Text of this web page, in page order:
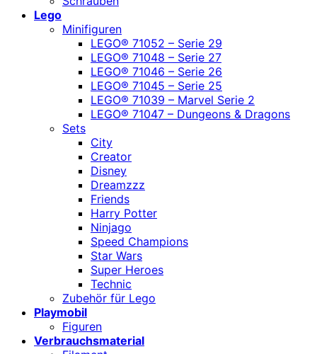
Lego
Minifiguren
LEGO® 71052 – Serie 29
LEGO® 71048 – Serie 27
LEGO® 71046 – Serie 26
LEGO® 71045 – Serie 25
LEGO® 71039 – Marvel Serie 2
LEGO® 71047 – Dungeons & Dragons
Sets
City
Creator
Disney
Dreamzzz
Friends
Harry Potter
Ninjago
Speed Champions
Star Wars
Super Heroes
Technic
Zubehör für Lego
Playmobil
Figuren
Verbrauchsmaterial